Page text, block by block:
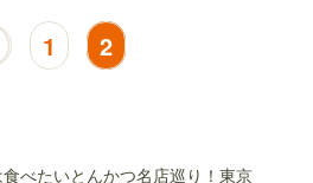
1 2
べたいとんかつ名店巡り！東京